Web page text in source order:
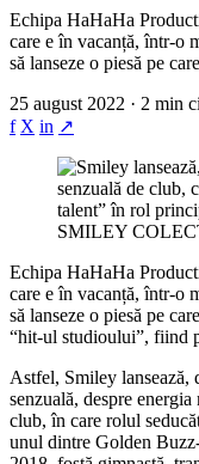
Echipa HaHaHa
care e în vacanță, într-o
să lanseze o piesă pe
25 august 2022 · 2 min
f X in ↗
SMILEY
Echipa HaHaHa
care e în vacanță, într-o
să lanseze o piesă pe
“hit-ul studioului”, fiind
Astfel, Smiley lansează,
senzuală, despre
club, în care rolul
unul dintre Golden